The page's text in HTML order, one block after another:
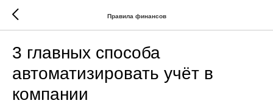
Правила финансов
3 главных способа
автоматизировать учёт в
компании